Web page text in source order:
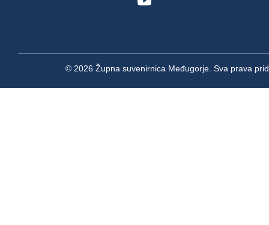
© 2026 Župna suvenirnica Međugorje. Sva prava